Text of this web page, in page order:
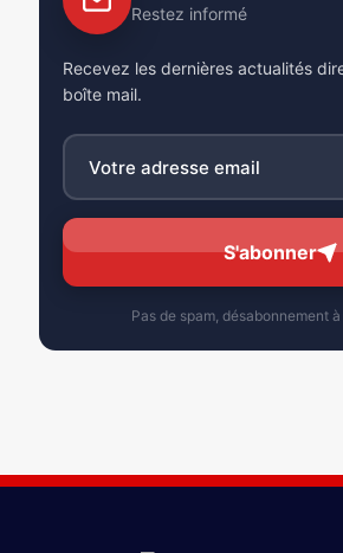
Restez informé
Recevez les dernières actualités
boîte mail.
S'abonner
Pas de spam, désabonnement